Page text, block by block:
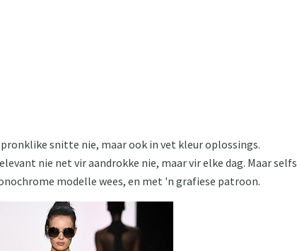
snitte nie, maar ook in vet kleur oplossings.
nie net vir aandrokke nie, maar vir elke dag. Maar selfs
modelle wees, en met 'n grafiese patroon.